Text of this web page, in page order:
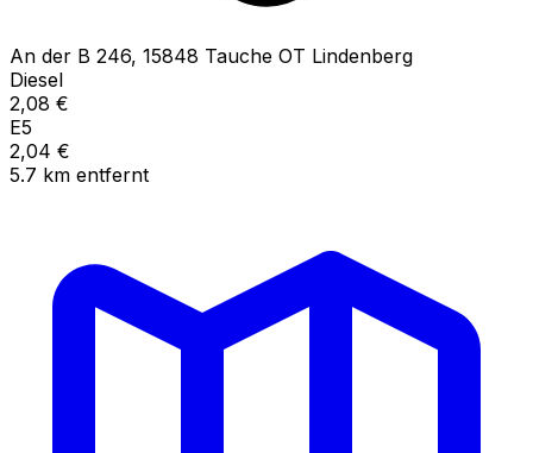
An der B 246, 15848 Tauche OT Lindenberg
Diesel
2,08 €
E5
2,04 €
5.7 km entfernt